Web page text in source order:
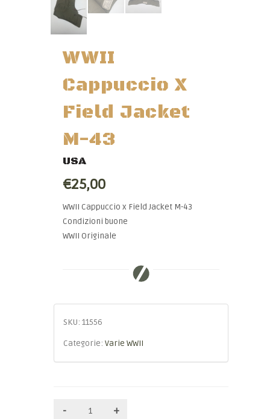
WWII
Cappuccio X
Field Jacket
M-43
USA
€25,00
WWII Cappuccio x Field Jacket M-43
Condizioni buone
WWII Originale
SKU: 11556
Categorie: Varie WWII